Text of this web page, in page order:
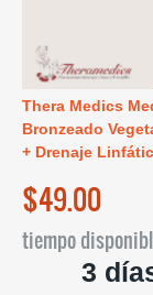
Thera Medics
Bronzeado
+ Drenaje
$49.00
tiempo
3